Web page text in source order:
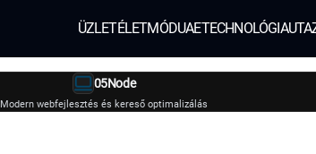
ÜZLETÉLETMÓDUAETECHNOLÓGIA
05Node
Modern webfejlesztés és kereső optimalizálás